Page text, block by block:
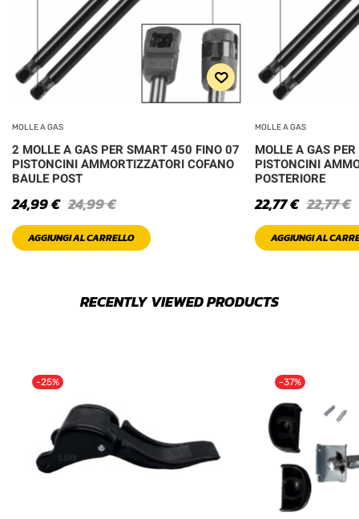
MOLLE A GAS
2 MOLLE A GAS PER SMART 450 FINO 07
PISTONCINI AMMORTIZZATORI COFANO
BAULE POST
24,99€
24,99€
AGGIUNGI AL CARRELLO
MOLLE A GAS
MOLLE A GAS
PISTONCINI
POSTERIORE
22,77€
22,77€
AGGIUNGI AL
RECENTLY VIEWED PRODUCTS
-25% -37%